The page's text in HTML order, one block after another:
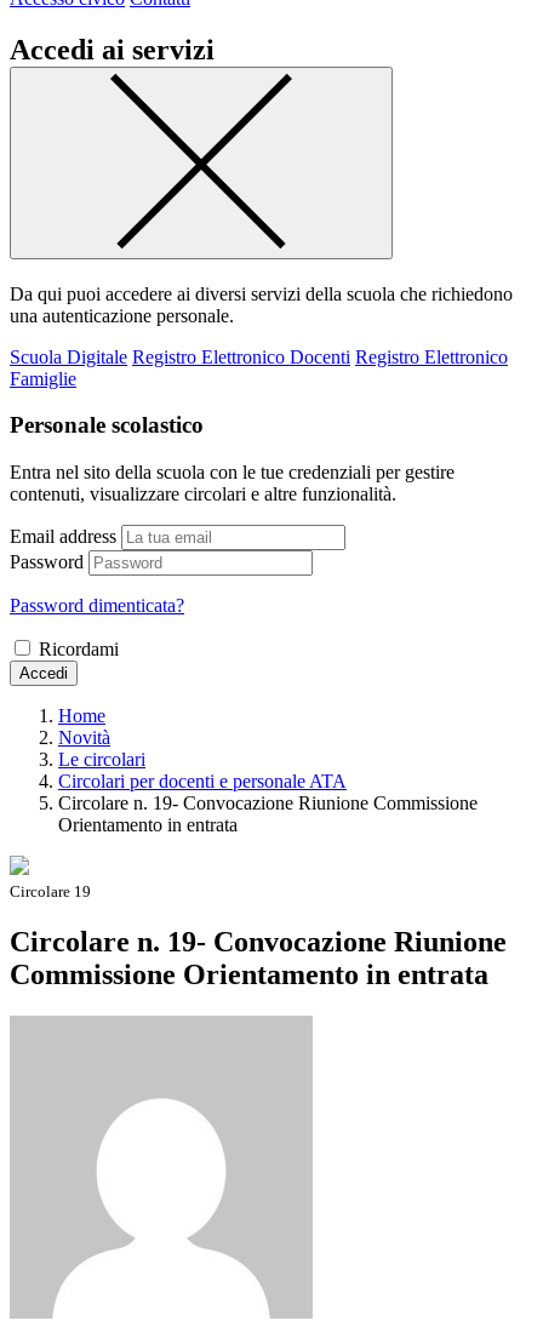
Accedi ai servizi
Da qui puoi accedere ai diversi servizi della scuola che richiedono
una autenticazione personale.
Scuola Digitale Registro Elettronico Docenti Registro Elettronico
Famiglie
Personale scolastico
Entra nel sito della scuola con le tue credenziali per gestire
contenuti, visualizzare circolari e altre funzionalità.
Email address
Password
Password dimenticata?
Ricordami
Accedi
Home
Novità
Le circolari
Circolari per docenti e personale ATA
Circolare n. 19- Convocazione Riunione Commissione
Orientamento in entrata
Circolare 19
Circolare n. 19- Convocazione Riunione
Commissione Orientamento in entrata